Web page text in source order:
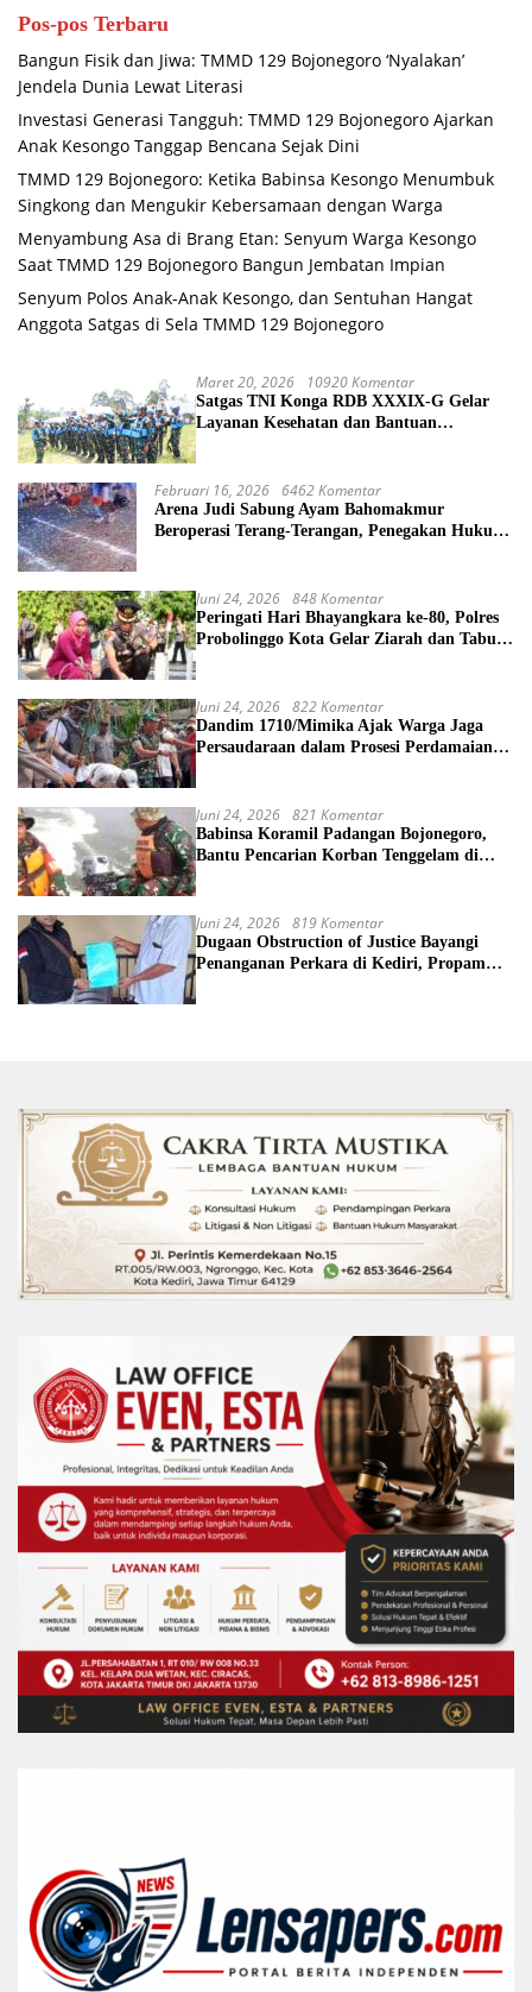
Pos-pos Terbaru
Bangun Fisik dan Jiwa: TMMD 129 Bojonegoro ‘Nyalakan’
Jendela Dunia Lewat Literasi
Investasi Generasi Tangguh: TMMD 129 Bojonegoro Ajarkan
Anak Kesongo Tanggap Bencana Sejak Dini
TMMD 129 Bojonegoro: Ketika Babinsa Kesongo Menumbuk
Singkong dan Mengukir Kebersamaan dengan Warga
Menyambung Asa di Brang Etan: Senyum Warga Kesongo
Saat TMMD 129 Bojonegoro Bangun Jembatan Impian
Senyum Polos Anak-Anak Kesongo, dan Sentuhan Hangat
Anggota Satgas di Sela TMMD 129 Bojonegoro
Maret 20, 2026 10920 Komentar
Satgas TNI Konga RDB XXXIX-G Gelar
Layanan Kesehatan dan Bantuan
Februari 16, 2026 6462 Komentar
Arena Judi Sabung Ayam Bahomakmur
Beroperasi Terang-Terangan, Penegakan Hukum
Juni 24, 2026 848 Komentar
Peringati Hari Bhayangkara ke-80, Polres
Probolinggo Kota Gelar Ziarah dan Tabur
Juni 24, 2026 822 Komentar
Dandim 1710/Mimika Ajak Warga Jaga
Persaudaraan dalam Prosesi Perdamaian
Juni 24, 2026 821 Komentar
Babinsa Koramil Padangan Bojonegoro,
Bantu Pencarian Korban Tenggelam di
Juni 24, 2026 819 Komentar
Dugaan Obstruction of Justice Bayangi
Penanganan Perkara di Kediri, Propam